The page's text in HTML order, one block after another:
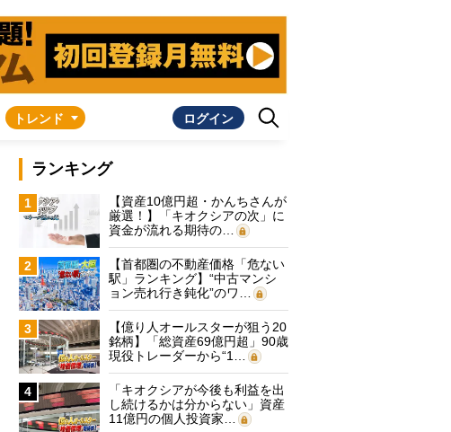
トレンド ログイン
ランキング
1
【資産10億円超・かんちさんが
厳選！】「キオクシアの次」に
資金が流れる期待の…
2
【首都圏の不動産価格「危ない
駅」ランキング】“中古マンシ
ョン売れ行き鈍化”のワ…
3
【億り人オールスターが狙う20
銘柄】「総資産69億円超」90歳
現役トレーダーから“1…
4
「キオクシアが今後も利益を出
し続けるかは分からない」資産
11億円の個人投資家…